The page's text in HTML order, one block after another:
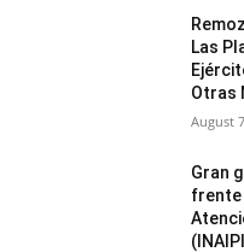
Las
Otras
August
Gran
frente